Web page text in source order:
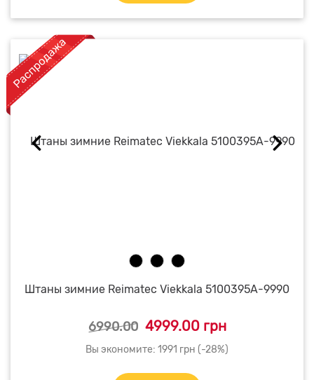
Штаны зимние Reimatec Viekkala 5100395A-9990
6990.00 4999.00 грн
Вы экономите: 1991 грн (-28%)